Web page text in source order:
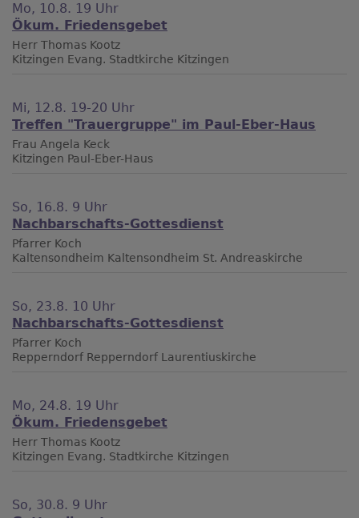
Mo, 10.8. 19 Uhr
Ökum. Friedensgebet
Herr Thomas Kootz
Kitzingen Evang. Stadtkirche Kitzingen
Mi, 12.8. 19-20 Uhr
Treffen "Trauergruppe" im Paul-Eber-Haus
Frau Angela Keck
Kitzingen Paul-Eber-Haus
So, 16.8. 9 Uhr
Nachbarschafts-Gottesdienst
Pfarrer Koch
Kaltensondheim Kaltensondheim St. Andreaskirche
So, 23.8. 10 Uhr
Nachbarschafts-Gottesdienst
Pfarrer Koch
Repperndorf Repperndorf Laurentiuskirche
Mo, 24.8. 19 Uhr
Ökum. Friedensgebet
Herr Thomas Kootz
Kitzingen Evang. Stadtkirche Kitzingen
So, 30.8. 9 Uhr